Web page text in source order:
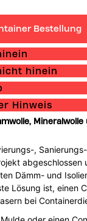
Bestellung
hinein
Hinweis
Mineralwolle
,
abgeschlossen
Dämm- und
Lösung ist, einen
bei